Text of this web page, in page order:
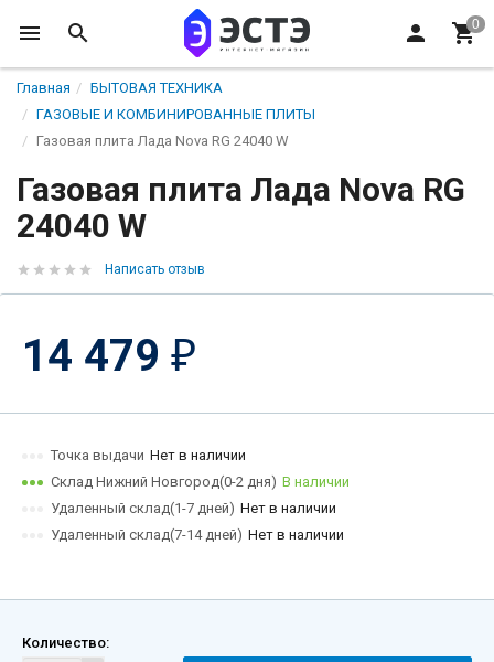
Главная
БЫТОВАЯ ТЕХНИКА
ГАЗОВЫЕ И КОМБИНИРОВАННЫЕ ПЛИТЫ
Газовая плита Лада Nova RG 24040 W
Газовая плита Лада Nova RG
24040 W
Написать отзыв
14 479 ₽
Точка выдачи Нет в наличии
Склад Нижний Новгород(0-2 дня) В наличии
Удаленный склад(1-7 дней) Нет в наличии
Удаленный склад(7-14 дней) Нет в наличии
Количество: